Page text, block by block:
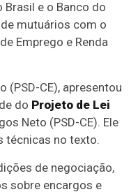
Brasil e o Banco do
mutuários com o
Emprego e Renda
(PSD-CE), apresentou
do Projeto de Lei
Neto (PSD-CE). Ele
técnicas no texto.
de negociação,
sobre encargos e